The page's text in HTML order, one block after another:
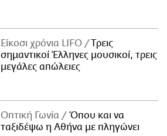
Είκοσι χρόνια LIFO
Tρεις
σημαντικοί Έλληνες μουσικοί, τρεις
μεγάλες απώλειες
Οπτική Γωνία
Όπου και να
ταξιδέψω η Αθήνα με πληγώνει